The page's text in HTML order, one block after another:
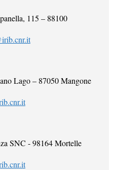
115 – 88100
Lago – 87050 Mangone
SNC - 98164 Mortelle